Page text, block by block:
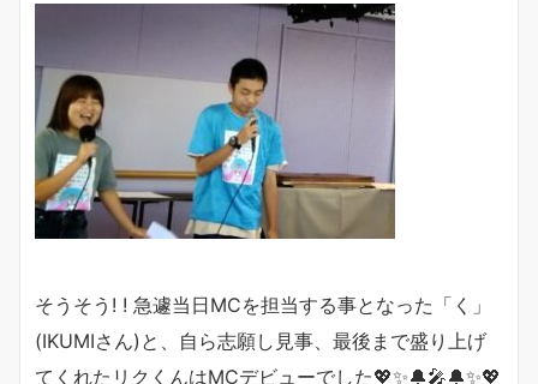
そうそう! ! 急遽当日MCを担当する事となった「く」
(IKUMIさん)と、自ら志願し見事、最後まで盛り上げ
てくれたリクくんはMCデビューでした💖✨🔔🎤🔔✨💖